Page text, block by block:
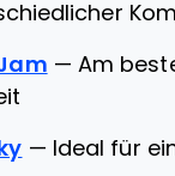
— Am
— Ideal für